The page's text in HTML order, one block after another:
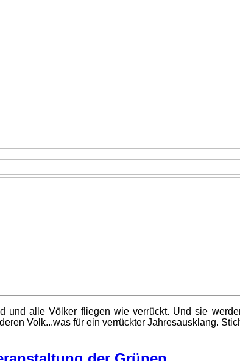
und alle Völker fliegen wie verrückt. Und sie
Volk...was für ein verrückter Jahresausklang.